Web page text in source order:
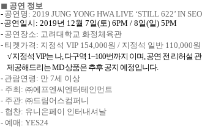
◼ 공연 정보
- 공연명 : 2019 JUNG YONG HWA LIVE ‘STILL 622’ IN
-공연일시 : 2019년 12월 7일(토) 6PM / 8일(일) 5PM
- 공연장소: 고려대학교 화정체육관
- 티켓가격 : 지정석 VIP 154,000원 / 지정석 일반 110,000원
√지정석VIP는 나, 다구역 1~100번까지 이며 공연 전 리허설
제공해드리는MD상품은 추후 공지 예정입니다.
- 관람연령 : 만 7세 이상
- 주최 : ㈜에프엔씨엔터테인먼트
- 주관: ㈜드림어스컴퍼니
- 협찬: 유니온페이 인터내셔날
- 예매 : YES24